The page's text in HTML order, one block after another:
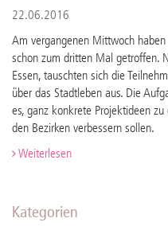
22.06.2016
Am vergangenen Mittwoch
schon zum dritten Mal getroffen.
Essen, tauschten sich die
über das Stadtleben aus. Die
es, ganz konkrete Projektideen
den Bezirken verbessern sollen.
Weiterlesen
Kategorien